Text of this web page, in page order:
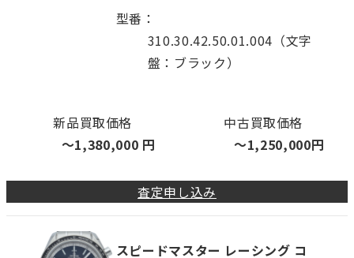
型番
310.30.42.50.01.004（文字
盤：ブラック）
新品買取価格
〜1,380,000 円
中古買取価格
〜1,250,000円
査定申し込み
スピードマスター レーシング コ